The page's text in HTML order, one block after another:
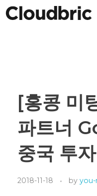
[홍콩 미
파트너
중국 투
2018-11-18 by you-